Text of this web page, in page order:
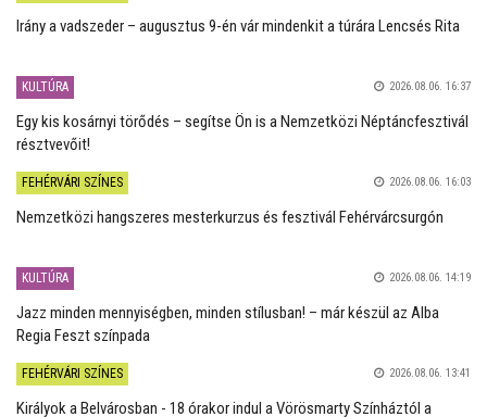
Irány a vadszeder – augusztus 9-én vár mindenkit a túrára Lencsés Rita
KULTÚRA 2026.08.06. 16:37
Egy kis kosárnyi törődés – segítse Ön is a Nemzetközi Néptáncfesztivál
résztvevőit!
FEHÉRVÁRI SZÍNES 2026.08.06. 16:03
Nemzetközi hangszeres mesterkurzus és fesztivál Fehérvárcsurgón
KULTÚRA 2026.08.06. 14:19
Jazz minden mennyiségben, minden stílusban! – már készül az Alba
Regia Feszt színpada
FEHÉRVÁRI SZÍNES 2026.08.06. 13:41
Királyok a Belvárosban - 18 órakor indul a Vörösmarty Színháztól a